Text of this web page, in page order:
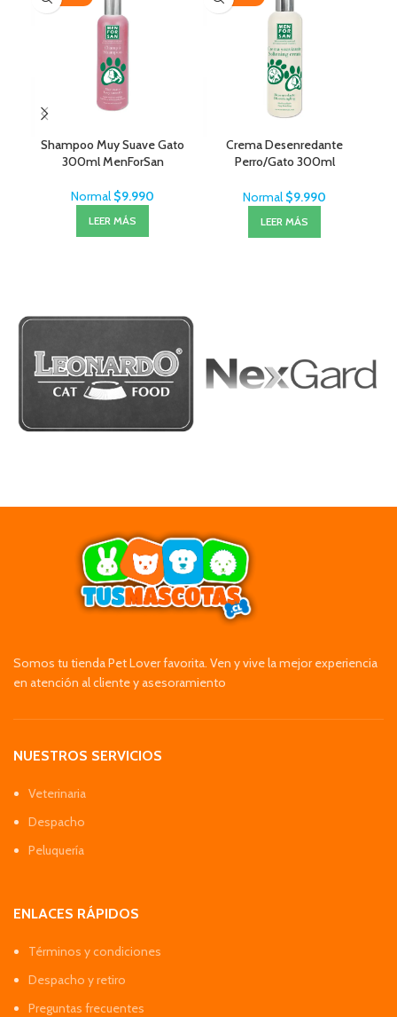
Shampoo Muy Suave Gato
300ml MenForSan
Normal $9.990
LEER MÁS
Crema Desenredante
Perro/Gato 300ml
Normal $9.990
LEER MÁS
Somos tu tienda Pet Lover favorita. Ven y vive la mejor experiencia
en atención al cliente y asesoramiento
NUESTROS SERVICIOS
Veterinaria
Despacho
Peluquería
ENLACES RÁPIDOS
Términos y condiciones
Despacho y retiro
Preguntas frecuentes